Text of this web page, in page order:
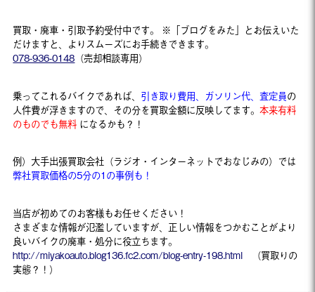
買取・廃車・引取予約受付中です。 ※「ブログをみた」とお伝えいた
だけますと、よりスムーズにお手続きできます。
078-936-0148 （売却相談専用）
乗ってこれるバイクであれば、 引き取り費用、ガソリン代、査定員の
人件費が浮きますので、その分を買取金額に反映してます。本来有料
のものでも無料 になるかも？！
例）大手出張買取会社（ラジオ・インターネットでおなじみの）では
弊社買取価格の5分の1の事例も！
当店が初めてのお客様もお任せください！
さまざまな情報が氾濫していますが、正しい情報をつかむことがより
良いバイクの廃車・処分に役立ちます。
http://miyakoauto.blog136.fc2.com/blog-entry-198.html （買取りの
実態？！）